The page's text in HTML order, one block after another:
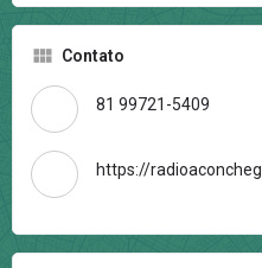
Contato
81 99721-5409
https://